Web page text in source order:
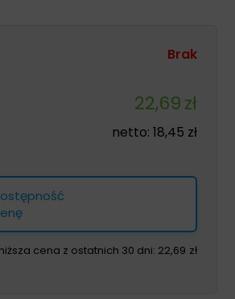
Brak
22,69zł
netto: 18,45 zł
cena z ostatnich 30 dni: 22,69 zł